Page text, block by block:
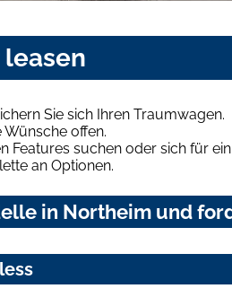
Sie sich Ihren Traumwagen.
offen.
Features suchen oder sich für
an Optionen.
in Northeim und